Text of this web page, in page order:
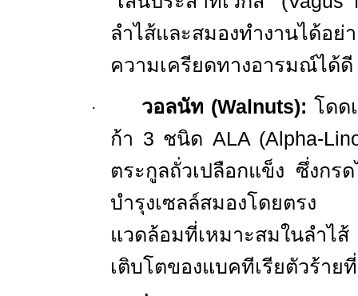
ลำไส้และสมองทำงานได้อ
ความเครียดทางอารมณ์ได้ดี
· วอลนัท (Walnuts): โดด
ก้า 3 ชนิด ALA (Alpha-
ตระกูลถั่วเปลือกแข็ง ซึ่งกร
บำรุงเซลล์สมองโดยตรง
แวดล้อมที่เหมาะสมในลำ
เติบโตของแบคทีเรียตัวร้าย